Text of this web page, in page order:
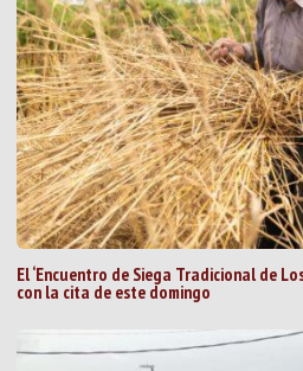
El ‘Encuentro de Siega Tradicional de
con la cita de este domingo